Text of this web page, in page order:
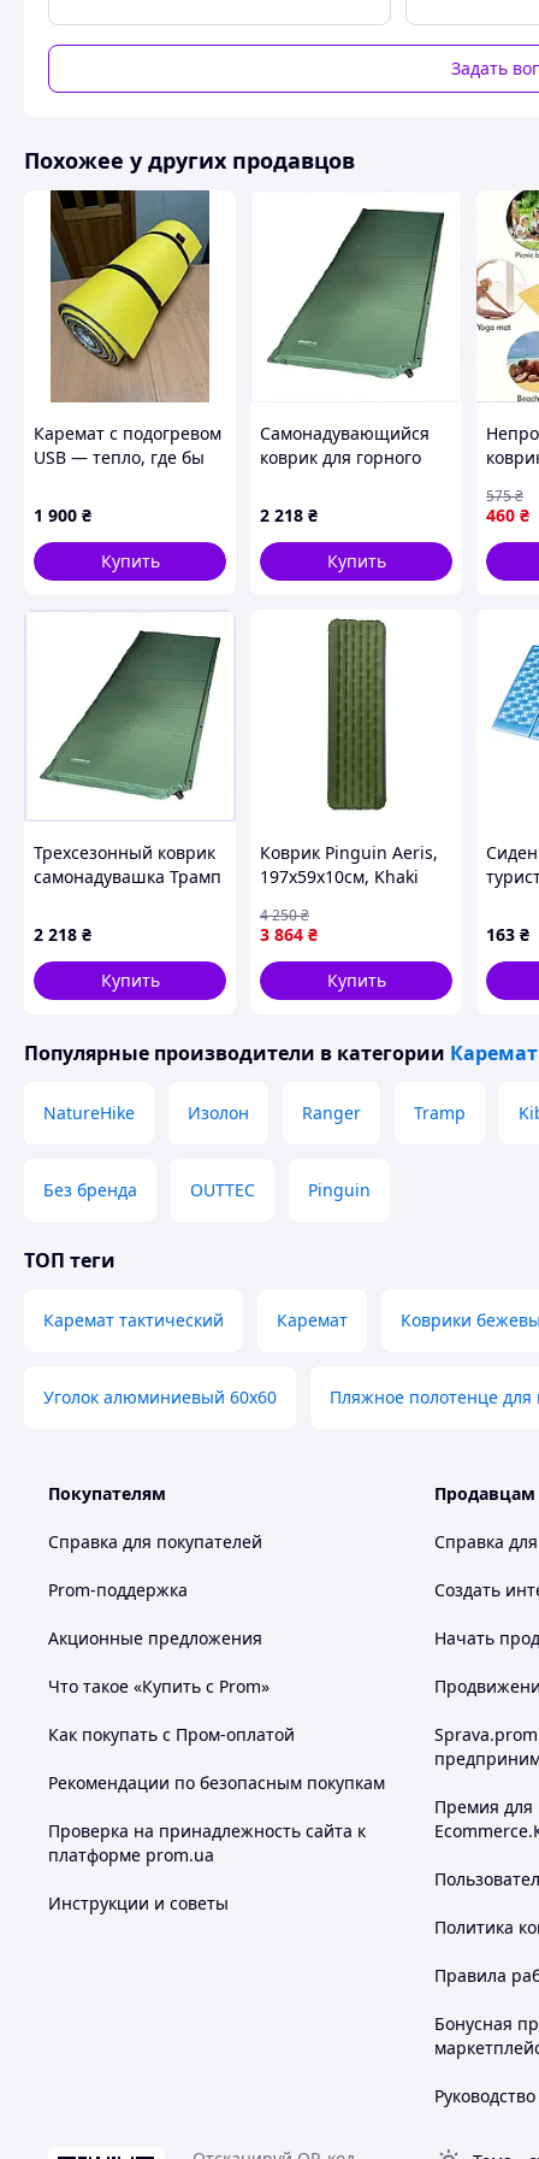
Похожие товары по характеристикам
Задать
Похожее у других продавцов
Каремат с подогревом
USB — тепло, где бы
1 900 ₴
Купить
Самонадувающийся
коврик для горного
810A8TE959
2 218 ₴
Купить
Сумка
пляжа
460 ₴
575₴
Трехсезонный коврик
самонадувашка Трамп
2 218 ₴
Купить
Коврик Pinguin Aeris,
197x59x10см, Khaki
3 864 ₴
4 250₴
Купить
голубой
163 ₴
Популярные производители в категории
NatureHike Изолон Ranger Tramp
Без бренда OUTTEC Pinguin
ТОП теги
Каремат тактический Каремат Коврики
Уголок алюминиевый 60x60 Пляжное полотенце для
Покупателям
Справка для покупателей
Prom-поддержка
Акционные предложения
Что такое «Купить с Prom»
Как покупать с Пром-оплатой
Рекомендации по безопасным покупкам
Проверка на принадлежность сайта к
платформе prom.ua
Инструкции и советы
Продавцам
Справка
Создать
Начать
Премия для
Политика
Правила
Бонусная